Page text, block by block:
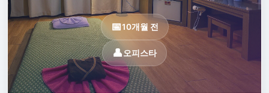
10개월 전
오피스타